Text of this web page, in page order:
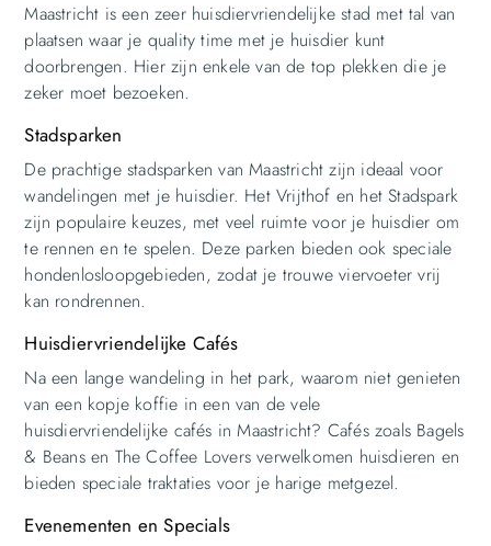
Maastricht is een zeer huisdiervriendelijke stad met tal van
plaatsen waar je quality time met je huisdier kunt
doorbrengen. Hier zijn enkele van de top plekken die je
zeker moet bezoeken.
Stadsparken
De prachtige stadsparken van Maastricht zijn ideaal voor
wandelingen met je huisdier. Het Vrijthof en het Stadspark
zijn populaire keuzes, met veel ruimte voor je huisdier om
te rennen en te spelen. Deze parken bieden ook speciale
hondenlosloopgebieden, zodat je trouwe viervoeter vrij
kan rondrennen.
Huisdiervriendelijke Cafés
Na een lange wandeling in het park, waarom niet genieten
van een kopje koffie in een van de vele
huisdiervriendelijke cafés in Maastricht? Cafés zoals Bagels
& Beans en The Coffee Lovers verwelkomen huisdieren en
bieden speciale traktaties voor je harige metgezel.
Evenementen en Specials